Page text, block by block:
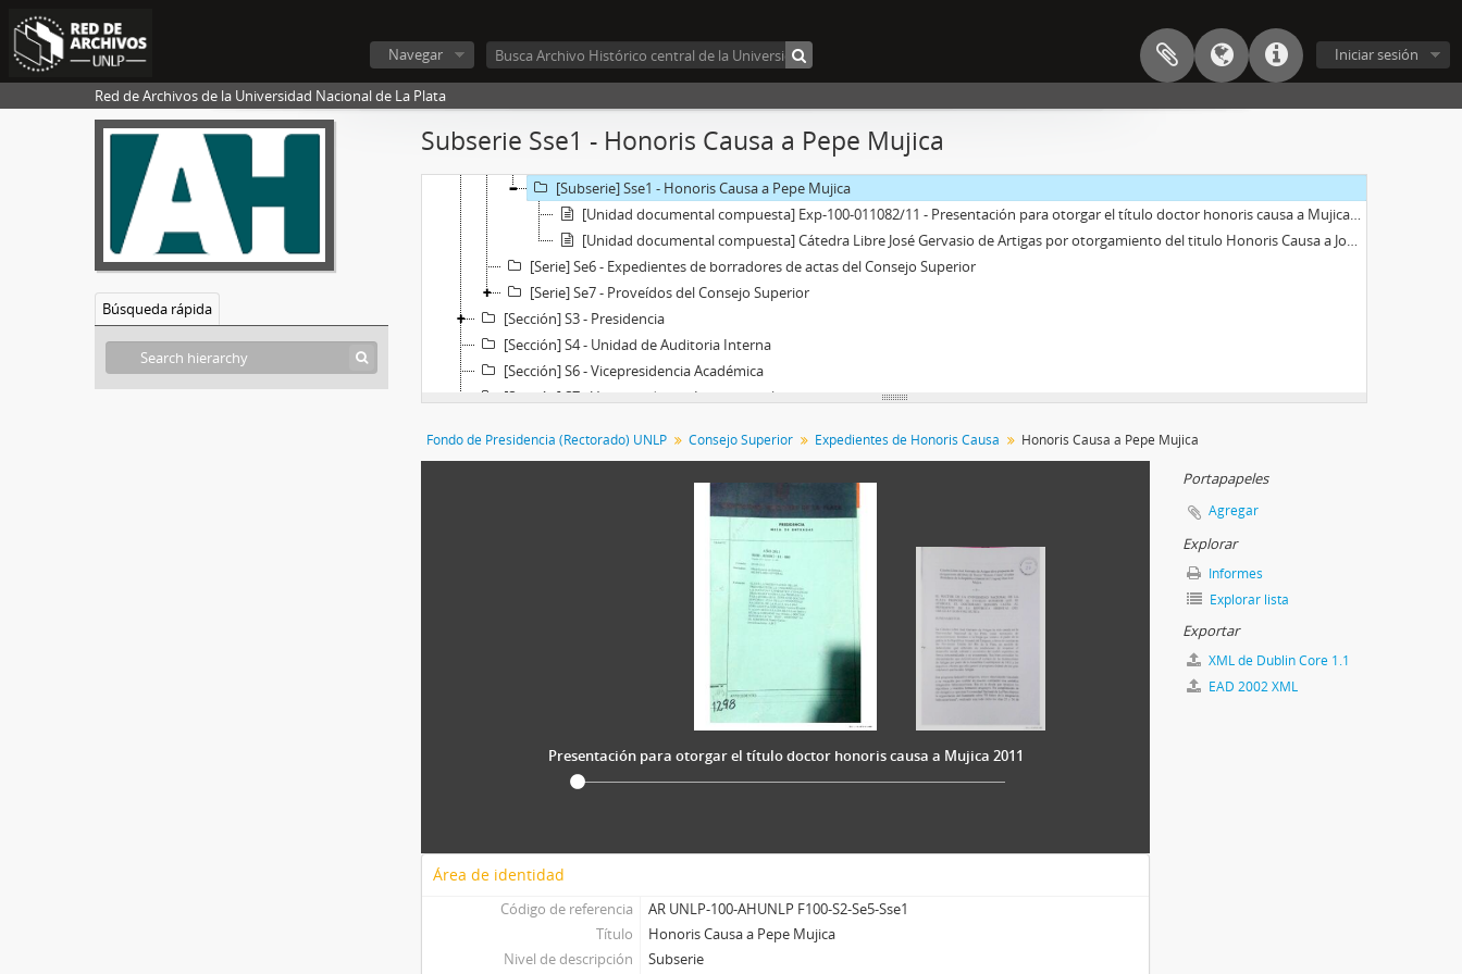
Iniciar sesión
Navegar
Red de Archivos de la Universidad Nacional de La Plata
Búsqueda rápida
Subserie Sse1 - Honoris Causa a Pepe Mujica
[Serie] Se1 - Actas del Consejo Superior
[Serie] Se2 - Resoluciones de Consejo Superior
[Serie] Se3 - Disposiciones del Consejo Superior
[Serie] Se4 - Ordenanzas del Consejo Superior
[Subserie] Sse1 - Honoris Causa a Pepe Mujica
[Unidad documental compuesta] Exp-100-011082/11 - Presentación para otorgar el título doctor honoris causa a Mujica 2011
[Unidad documental compuesta] Cátedra Libre José Gervasio de Artigas por otorgamiento del titulo Honoris Causa a José Mujica
[Serie] Se6 - Expedientes de borradores de actas del Consejo Superior
[Serie] Se7 - Proveídos del Consejo Superior
[Sección] S3 - Presidencia
[Sección] S4 - Unidad de Auditoria Interna
[Sección] S6 - Vicepresidencia Académica
[Sección] S7 - Vicepresidencia Institucional
[Sección] S5 - Jefatura de gabinete
Fondo de Presidencia (Rectorado) UNLP Consejo Superior Expedientes de Honoris Causa Honoris Causa a Pepe Mujica
Presentación para otorgar el título doctor honoris causa a Mujica 2011
Área de identidad
Código de referencia
AR UNLP-100-AHUNLP F100-S2-Se5-Sse1
Título
Honoris Causa a Pepe Mujica
Nivel de descripción
Subserie
Portapapeles
Agregar
Explorar
Informes
Explorar lista
Exportar
XML de Dublin Core 1.1
EAD 2002 XML